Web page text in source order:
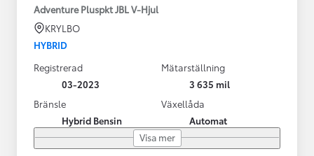
Adventure Pluspkt JBL V-Hjul
KRYLBO
HYBRID
Registrerad
03-2023
Mätarställning
3 635 mil
Bränsle
Hybrid Bensin
Växellåda
Automat
Visa mer